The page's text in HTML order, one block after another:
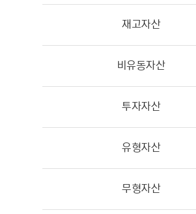
재고자산
비유동자산
투자자산
유형자산
무형자산